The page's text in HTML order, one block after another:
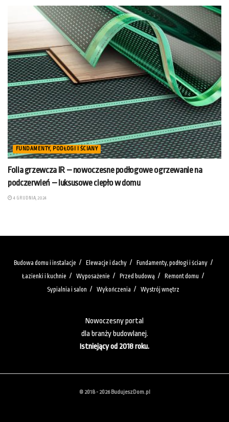
FUNDAMENTY, PODŁOGI I ŚCIANY
Folia grzewcza IR – nowoczesne podłogowe ogrzewanie na
podczerwień – luksusowe ciepło w domu
4 GRUDNIA, 2024
Budowa domu i instalacje Elewacje i dachy
Fundamenty, podłogi i ściany
Łazienki i kuchnie
Wyposażenie Przed budową
Remont domu
Sypialnia i salon
Wykończenia Wystrój wnętrz
Nowoczesny portal
dla branży budowlanej.
Istniejący od 2018 roku.
© 2018 - 2026 BudujeszDom.pl